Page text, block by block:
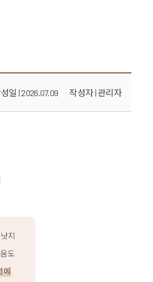
일 | 2026.07.09 작성자 | 관리자
지
도
에